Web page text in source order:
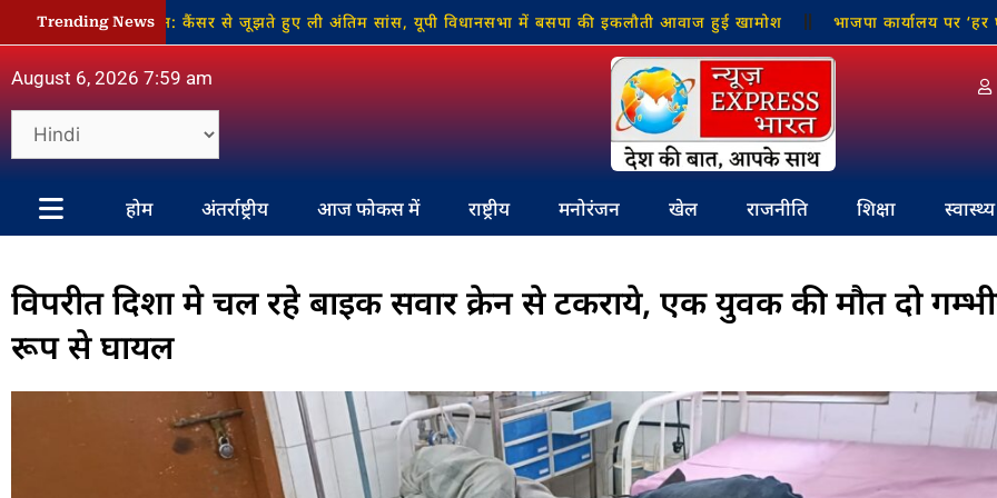
Trending News
सिंह का निधन: कैंसर से जूझते हुए ली अंतिम सांस, यूपी विधानसभा में बसपा की इकलौती आवाज हुई खामोश भाजपा कार्यालय पर ‘हर घर
August 6, 2026 7:59 am
होम अंतर्राष्ट्रीय आज फोकस में राष्ट्रीय मनोरंजन खेल राजनीति शिक्षा स्वास्थ्य
विपरीत दिशा मे चल रहे बाइक सवार क्रेन से टकराये, एक युवक की मौत दो
रूप से घायल